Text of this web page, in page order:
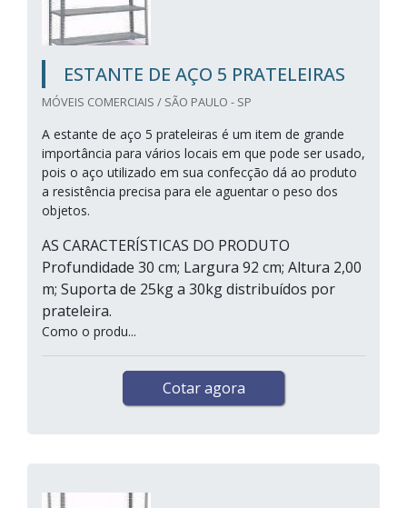
ESTANTE DE AÇO 5 PRATELEIRAS
MÓVEIS COMERCIAIS / SÃO PAULO - SP
A estante de aço 5 prateleiras é um item de grande
importância para vários locais em que pode ser usado,
pois o aço utilizado em sua confecção dá ao produto
a resistência precisa para ele aguentar o peso dos
objetos.
AS CARACTERÍSTICAS DO PRODUTO
Profundidade 30 cm; Largura 92 cm; Altura 2,00
m; Suporta de 25kg a 30kg distribuídos por
prateleira.
Como o produ...
Cotar agora